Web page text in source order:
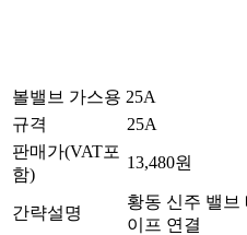
볼밸브 가스용 25A
규격
25A
판매가(VAT포
함)
13,480원
간략설명
황동 신주 밸브
이프 연결